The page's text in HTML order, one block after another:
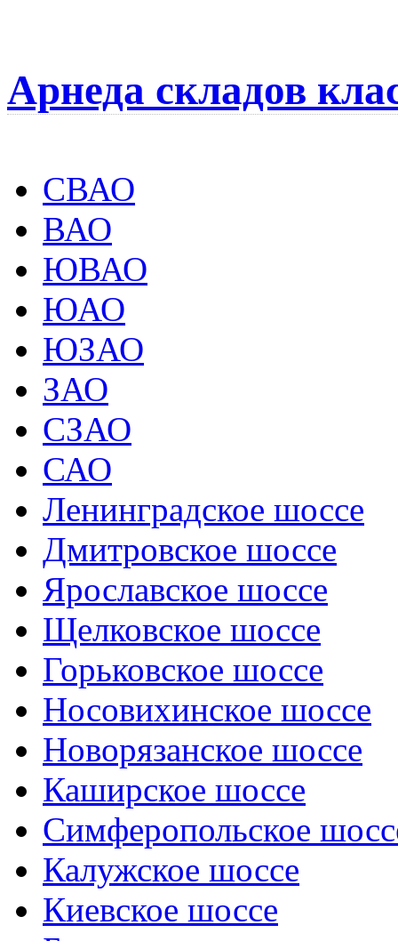
Арнеда складов
СВАО
ВАО
ЮВАО
ЮАО
ЮЗАО
ЗАО
СЗАО
САО
Ленинградское шоссе
Дмитровское шоссе
Ярославское шоссе
Щелковское шоссе
Горьковское шоссе
Носовихинское шоссе
Новорязанское шоссе
Каширское шоссе
Симферопольское
Калужское шоссе
Киевское шоссе